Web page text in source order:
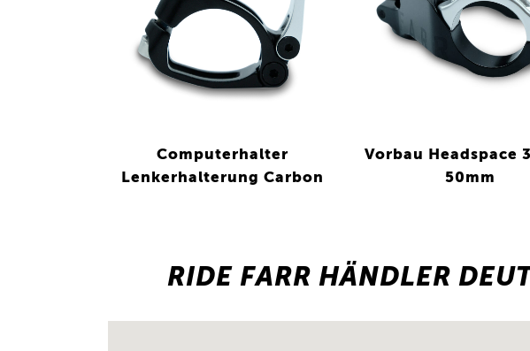
VIEW
Computerhalter
Lenkerhalterung Carbon
VIEW
Vorbau Headspace
50mm
RIDE FARR HÄNDLER